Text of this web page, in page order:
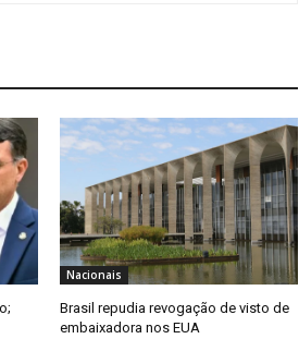
Nacionais
Brasil repudia revogação de visto de
embaixadora nos EUA